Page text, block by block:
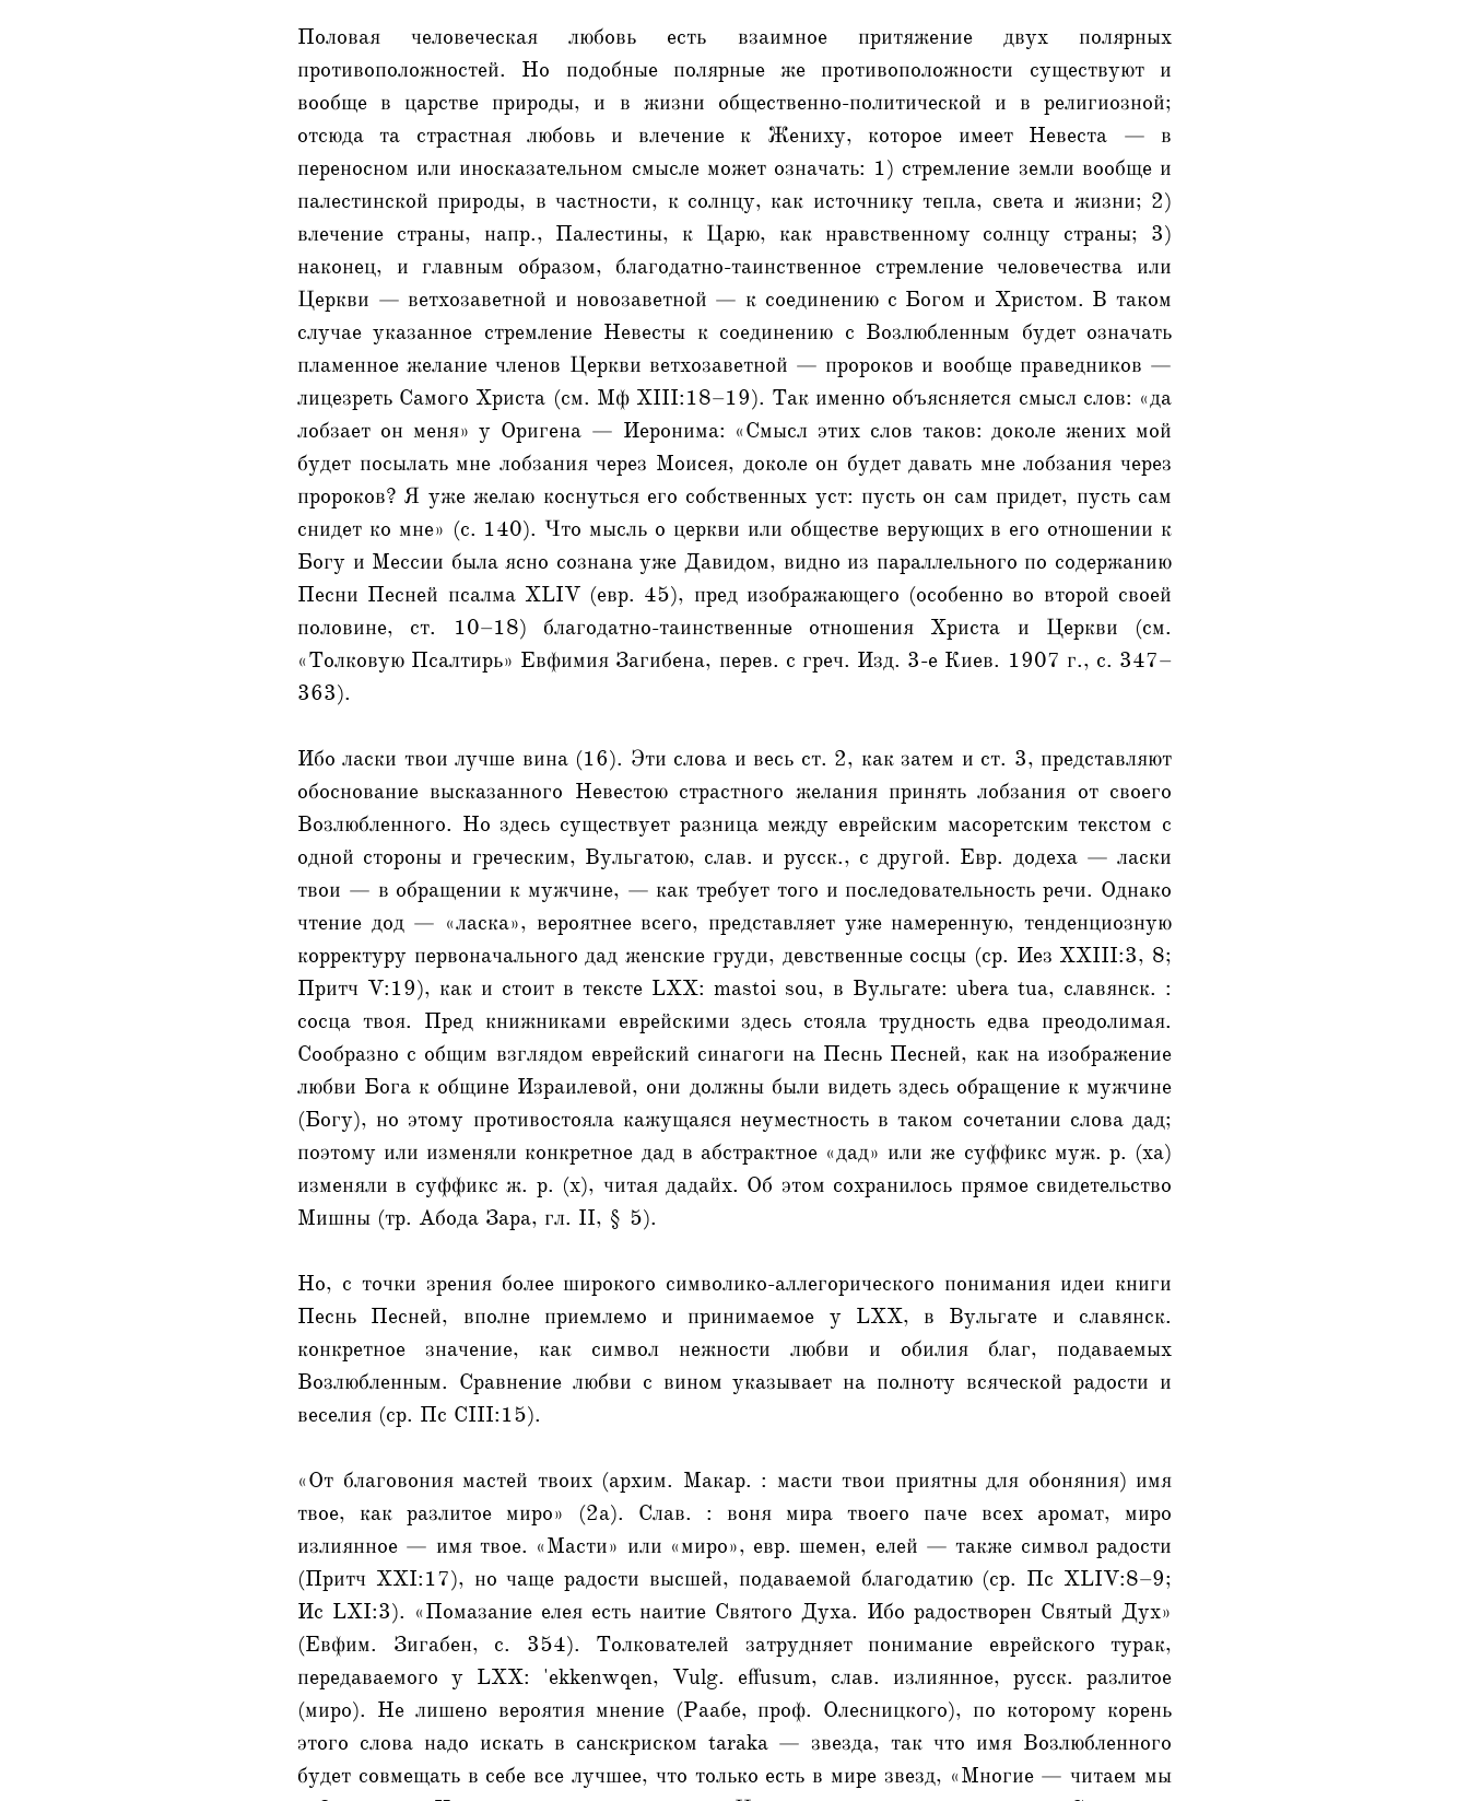
Половая человеческая любовь есть взаимное притяжение двух полярных
противоположностей. Но подобные полярные же противоположности существуют и
вообще в царстве природы, и в жизни общественно-политической и в религиозной;
отсюда та страстная любовь и влечение к Жениху, которое имеет Невеста — в
переносном или иносказательном смысле может означать: 1) стремление земли вообще и
палестинской природы, в частности, к солнцу, как источнику тепла, света и жизни; 2)
влечение страны, напр., Палестины, к Царю, как нравственному солнцу страны; 3)
наконец, и главным образом, благодатно-таинственное стремление человечества или
Церкви — ветхозаветной и новозаветной — к соединению с Богом и Христом. В таком
случае указанное стремление Невесты к соединению с Возлюбленным будет означать
пламенное желание членов Церкви ветхозаветной — пророков и вообще праведников —
лицезреть Самого Христа (см. Мф XIII:18–19). Так именно объясняется смысл слов: «да
лобзает он меня» у Оригена — Иеронима: «Смысл этих слов таков: доколе жених мой
будет посылать мне лобзания через Моисея, доколе он будет давать мне лобзания через
пророков? Я уже желаю коснуться его собственных уст: пусть он сам придет, пусть сам
снидет ко мне» (с. 140). Что мысль о церкви или обществе верующих в его отношении к
Богу и Мессии была ясно сознана уже Давидом, видно из параллельного по содержанию
Песни Песней псалма XLIV (евр. 45), пред изображающего (особенно во второй своей
половине, ст. 10–18) благодатно-таинственные отношения Христа и Церкви (см.
«Толковую Псалтирь» Евфимия Загибена, перев. с греч. Изд. 3-е Киев. 1907 г., с. 347–
363).
Ибо ласки твои лучше вина (16). Эти слова и весь ст. 2, как затем и ст. 3, представляют
обоснование высказанного Невестою страстного желания принять лобзания от своего
Возлюбленного. Но здесь существует разница между еврейским масоретским текстом с
одной стороны и греческим, Вульгатою, слав. и русск., с другой. Евр. додеха — ласки
твои — в обращении к мужчине, — как требует того и последовательность речи. Однако
чтение дод — «ласка», вероятнее всего, представляет уже намеренную, тенденциозную
корректуру первоначального дад женские груди, девственные сосцы (ср. Иез ХXIII:3, 8;
Притч V:19), как и стоит в тексте LXX: mastoi sou, в Вульгате: ubera tua, славянск. :
сосца твоя. Пред книжниками еврейскими здесь стояла трудность едва преодолимая.
Сообразно с общим взглядом еврейский синагоги на Песнь Песней, как на изображение
любви Бога к общине Израилевой, они должны были видеть здесь обращение к мужчине
(Богу), но этому противостояла кажущаяся неуместность в таком сочетании слова дад;
поэтому или изменяли конкретное дад в абстрактное «дад» или же суффикс муж. p. (хa)
изменяли в суффикс ж. р. (х), читая дадайх. Об этом сохранилось прямое свидетельство
Мишны (тр. Абода Зара, гл. II, § 5).
Но, с точки зрения более широкого символико-аллегорического понимания идеи книги
Песнь Песней, вполне приемлемо и принимаемое у LXX, в Вульгате и славянск.
конкретное значение, как символ нежности любви и обилия благ, подаваемых
Возлюбленным. Сравнение любви с вином указывает на полноту всяческой радости и
веселия (ср. Пс CIII:15).
«От благовония мастей твоих (архим. Макар. : масти твои приятны для обоняния) имя
твое, как разлитое миро» (2а). Слав. : воня мира твоего паче всех аромат, миро
излиянное — имя твое. «Масти» или «миро», евр. шемен, елей — также символ радости
(Притч XXI:17), но чаще радости высшей, подаваемой благодатию (ср. Пс XLIV:8–9;
Ис LXI:3). «Помазание елея есть наитие Святого Духа. Ибо радостворен Святый Дух»
(Евфим. Зигабен, с. 354). Толкователей затрудняет понимание еврейского турак,
передаваемого у LXX: 'ekkenwqen, Vulg. effusum, слав. излиянное, русск. разлитое
(миро). Не лишено вероятия мнение (Раабе, проф. Олесницкого), по которому корень
этого слова надо искать в санскриском taraka — звезда, так что имя Возлюбленного
будет совмещать в себе все лучшее, что только есть в мире звезд, «Многие — читаем мы